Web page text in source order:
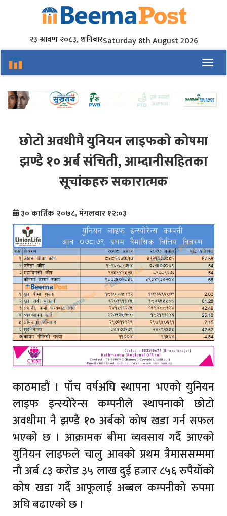
२३ श्रावण २०८३, शनिबारSaturday 8th August 2026
छोटो अवधीमै युनियन लाइफको कोषमा
झण्डै १० अर्ब संचिती, आम्दानीसहितका
सूचांकहरु सकारात्मक
३० कार्तिक २०७८, मंगलवार १२:०३
काठमाडौं । पाँच वर्षअघि स्थापना भएको युनियन
लाइफ इन्स्योरेन्स कम्पनीले स्थापनाको छोटो
अवधीमा नै झण्डै १० अर्बको कोष खडा गर्न सफल
भएको छ । आक्रामक बीमा व्यवसाय गर्दै आएको
युनियन लाइफले चालु आवको प्रथम त्रैमाससम्ममा
नौ अर्ब ८३ करोड ३५ लाख दुई हजार ८५६ रुपैयाँको
कोष खडा गर्दै आफूलाई अब्बल कम्पनीको रुपमा
अघि बढाएको छ ।